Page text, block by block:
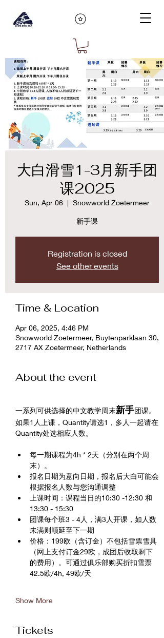
大白滑雪1-3月新手团
课2025
Sun, Apr 06
  |
Snowworld Zoetermeer
新手课
Registration is closed
See other events
Time & Location
Apr 06, 2025, 4:46 PM
Snowworld Zoetermeer, Buytenparklaan 30,
2717 AX Zoetermeer, Netherlands
About the event
一系列可供选择的中文教学周末新手团课。
如果1人上课，Quantity请选1，多人一起请在
Quantity处选相应人数。
每一期课程为4h * 2天（分别在两个周
末）。
报名日期为意向日期，报名后大白可能会
根据报名人数与您沟通调整
上课时间：课程当日的10:30 -12:30 和
13:30 - 15:30
团课每个班3 - 4人，满3人开课，如人数
未满则顺延至下一期
价格：199欧（含订金）不包括雪票雪具
（网上支付订金29欧，成团后收取剩下
的费用）。可通过俱乐部购买折扣雪票
42.5欧/4h, 49欧/天
Show More
Tickets